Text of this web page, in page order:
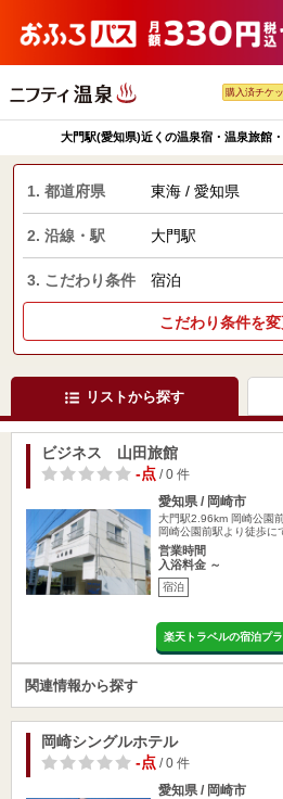
購入済チケ
大門駅(愛知県)近くの温泉宿・温泉旅館
1. 都道府県 東海 / 愛知県
2. 沿線・駅 大門駅
3. こだわり条件 宿泊
こだわり条件を
リストから探す
ビジネス 山田旅館
-点/ 0 件
愛知県 / 岡崎市
大門駅2.96km 岡崎公園
岡崎公園前駅より徒歩に
営業時間
入浴料金 ～
宿泊
楽天トラベルの宿泊プ
関連情報から探す
岡崎シングルホテル
-点/ 0 件
愛知県 / 岡崎市